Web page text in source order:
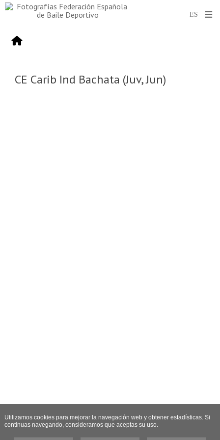
CE Carib Ind Bachata (Juv, Jun)
Utilizamos cookies para mejorar la navegación web y obtener estadísticas. Si
continuas navegando, consideramos que aceptas su uso.